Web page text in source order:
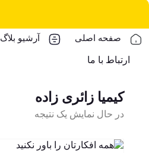
صفحه اصلی آرشیو بلاگ
ارتباط با ما
کیمیا زائری زاده
در حال نمایش یک نتیجه